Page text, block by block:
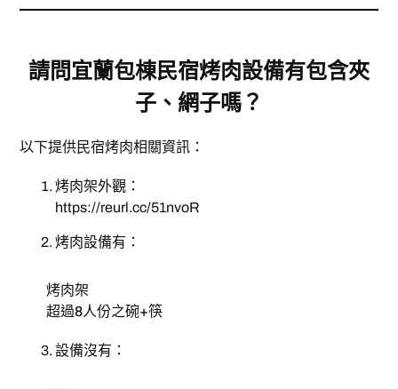
請問宜蘭包棟民宿烤肉設備有包含夾
子、網子嗎？
以下提供民宿烤肉相關資訊：
烤肉架外觀：
https://reurl.cc/51nvoR
烤肉設備有：
烤肉架
超過8人份之碗+筷
設備沒有：